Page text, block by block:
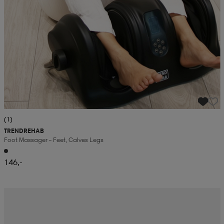
(1)
TRENDREHAB
Foot Massager – Feet, Calves Legs
146,-